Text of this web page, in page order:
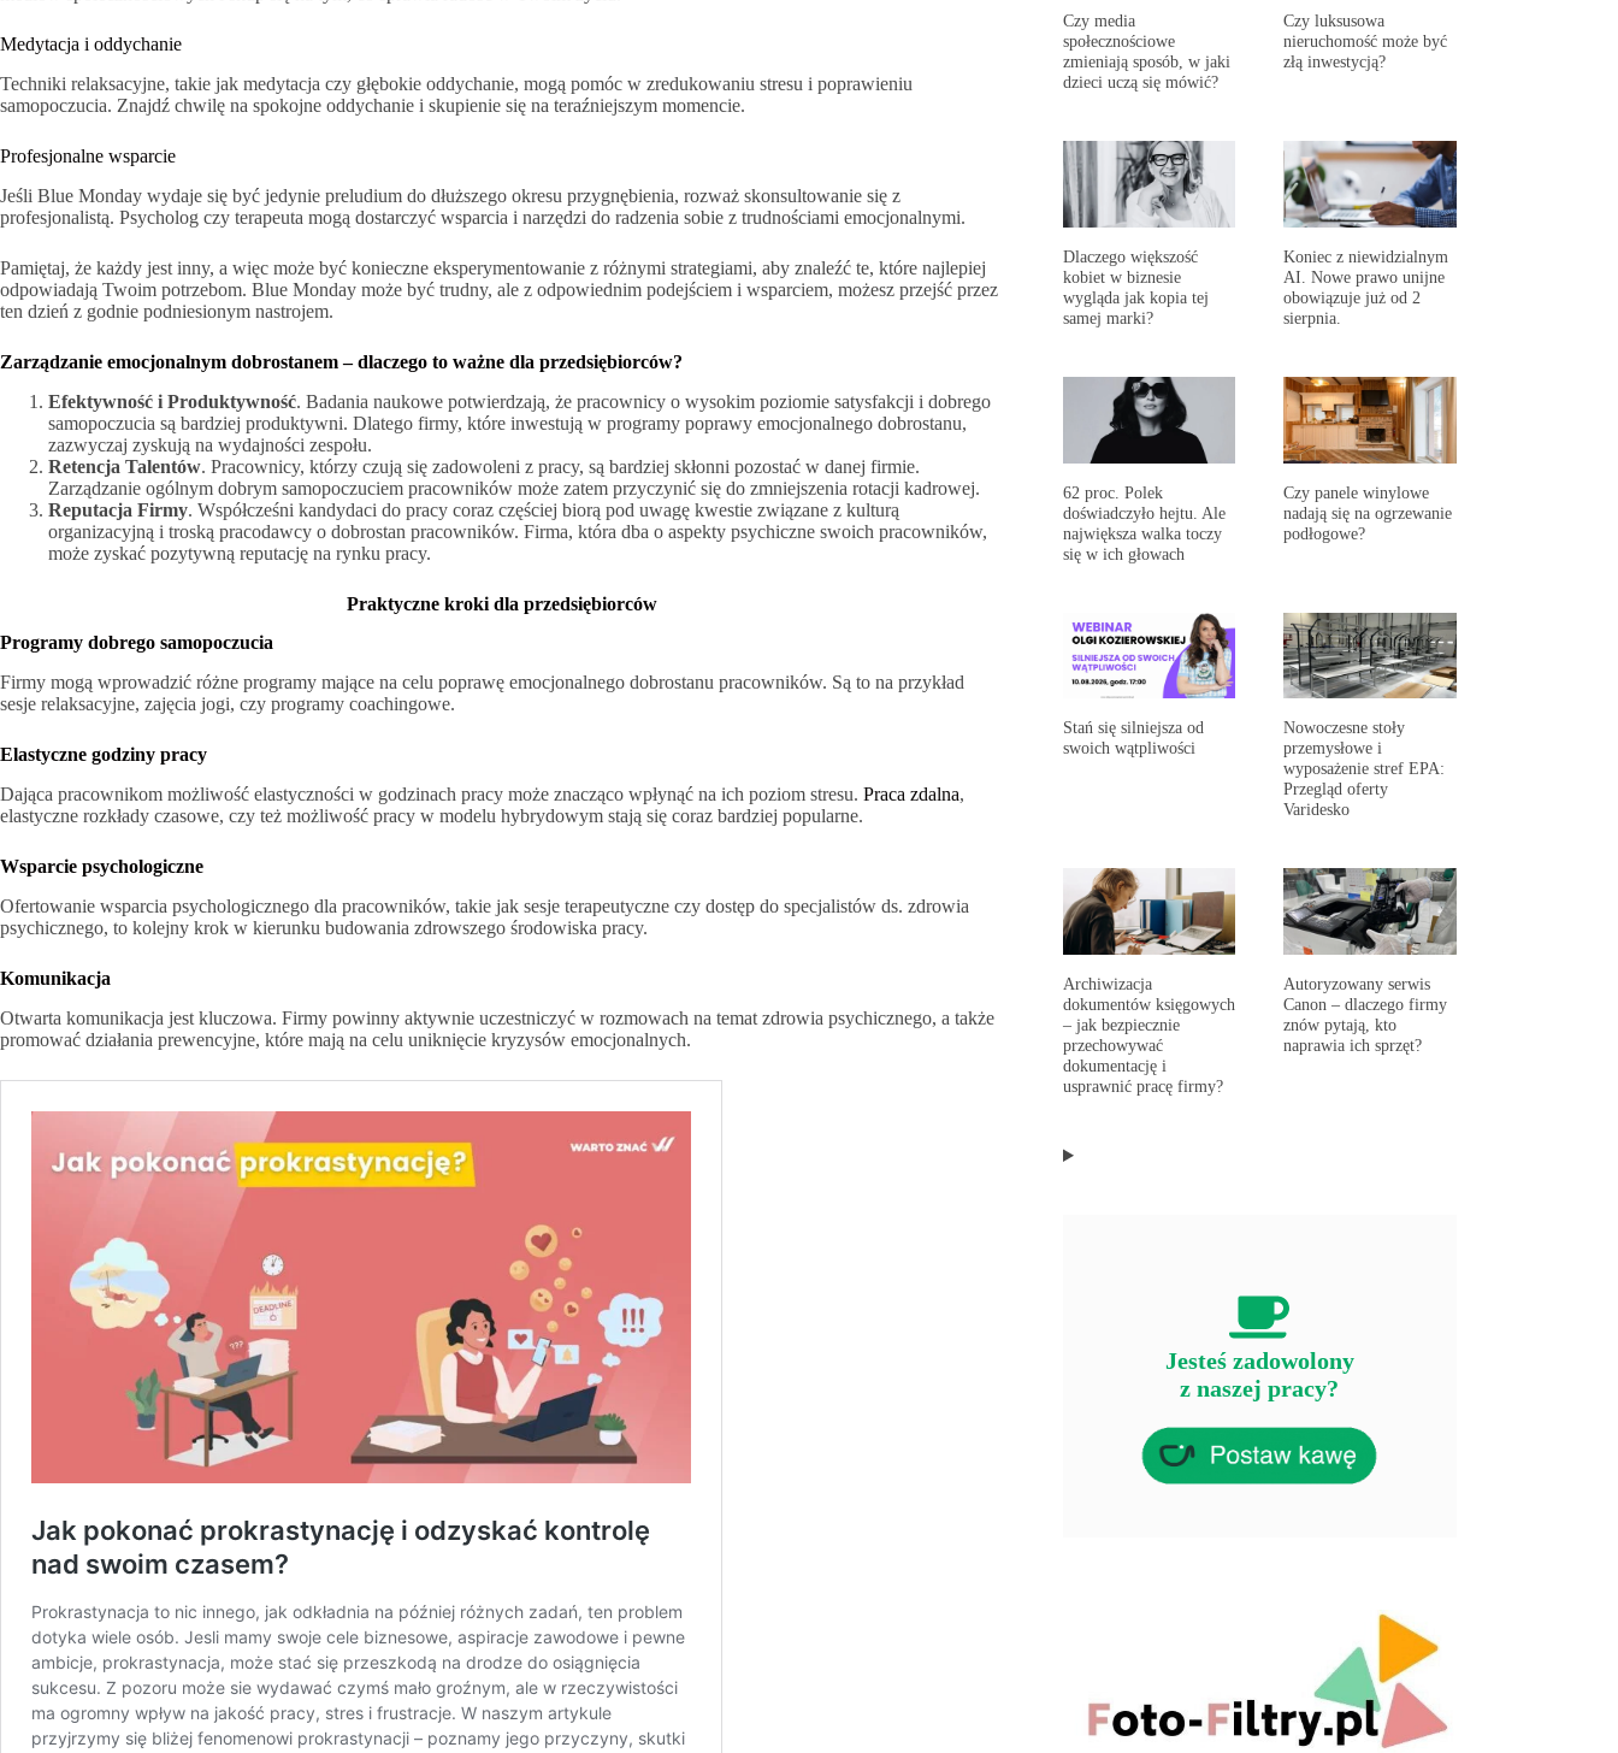
Medytacja i oddychanie
Techniki relaksacyjne, takie jak medytacja czy głębokie oddychanie, mogą pomóc w zredukowaniu stresu i poprawieniu
samopoczucia. Znajdź chwilę na spokojne oddychanie i skupienie się na teraźniejszym momencie.
Profesjonalne wsparcie
Jeśli Blue Monday wydaje się być jedynie preludium do dłuższego okresu przygnębienia, rozważ skonsultowanie się z
profesjonalistą. Psycholog czy terapeuta mogą dostarczyć wsparcia i narzędzi do radzenia sobie z trudnościami emocjonalnymi.
Pamiętaj, że każdy jest inny, a więc może być konieczne eksperymentowanie z różnymi strategiami, aby znaleźć te, które najlepiej
odpowiadają Twoim potrzebom. Blue Monday może być trudny, ale z odpowiednim podejściem i wsparciem, możesz przejść przez
ten dzień z godnie podniesionym nastrojem.
Zarządzanie emocjonalnym dobrostanem – dlaczego to ważne dla przedsiębiorców?
Efektywność i Produktywność. Badania naukowe potwierdzają, że pracownicy o wysokim poziomie satysfakcji i dobrego
samopoczucia są bardziej produktywni. Dlatego firmy, które inwestują w programy poprawy emocjonalnego dobrostanu,
zazwyczaj zyskują na wydajności zespołu.
Retencja Talentów. Pracownicy, którzy czują się zadowoleni z pracy, są bardziej skłonni pozostać w danej firmie.
Zarządzanie ogólnym dobrym samopoczuciem pracowników może zatem przyczynić się do zmniejszenia rotacji kadrowej.
Reputacja Firmy. Współcześni kandydaci do pracy coraz częściej biorą pod uwagę kwestie związane z kulturą
organizacyjną i troską pracodawcy o dobrostan pracowników. Firma, która dba o aspekty psychiczne swoich pracowników,
może zyskać pozytywną reputację na rynku pracy.
Praktyczne kroki dla przedsiębiorców
Programy dobrego samopoczucia
Firmy mogą wprowadzić różne programy mające na celu poprawę emocjonalnego dobrostanu pracowników. Są to na przykład
sesje relaksacyjne, zajęcia jogi, czy programy coachingowe.
Elastyczne godziny pracy
Dająca pracownikom możliwość elastyczności w godzinach pracy może znacząco wpłynąć na ich poziom stresu. Praca zdalna,
elastyczne rozkłady czasowe, czy też możliwość pracy w modelu hybrydowym stają się coraz bardziej popularne.
Wsparcie psychologiczne
Ofertowanie wsparcia psychologicznego dla pracowników, takie jak sesje terapeutyczne czy dostęp do specjalistów ds. zdrowia
psychicznego, to kolejny krok w kierunku budowania zdrowszego środowiska pracy.
Komunikacja
Otwarta komunikacja jest kluczowa. Firmy powinny aktywnie uczestniczyć w rozmowach na temat zdrowia psychicznego, a także
promować działania prewencyjne, które mają na celu uniknięcie kryzysów emocjonalnych.
Czy media
społecznościowe
zmieniają sposób, w jaki
dzieci uczą się mówić?
Czy luksusowa
nieruchomość może być
złą inwestycją?
Dlaczego większość
kobiet w biznesie
wygląda jak kopia tej
samej marki?
Koniec z niewidzialnym
AI. Nowe prawo unijne
obowiązuje już od 2
sierpnia.
62 proc. Polek
doświadczyło hejtu. Ale
największa walka toczy
się w ich głowach
Czy panele winylowe
nadają się na ogrzewanie
podłogowe?
Stań się silniejsza od
swoich wątpliwości
Nowoczesne stoły
przemysłowe i
wyposażenie stref EPA:
Przegląd oferty
Varidesko
Archiwizacja
dokumentów księgowych
– jak bezpiecznie
przechowywać
dokumentację i
usprawnić pracę firmy?
Autoryzowany serwis
Canon – dlaczego firmy
znów pytają, kto
naprawia ich sprzęt?
Jesteś zadowolony
z naszej pracy?